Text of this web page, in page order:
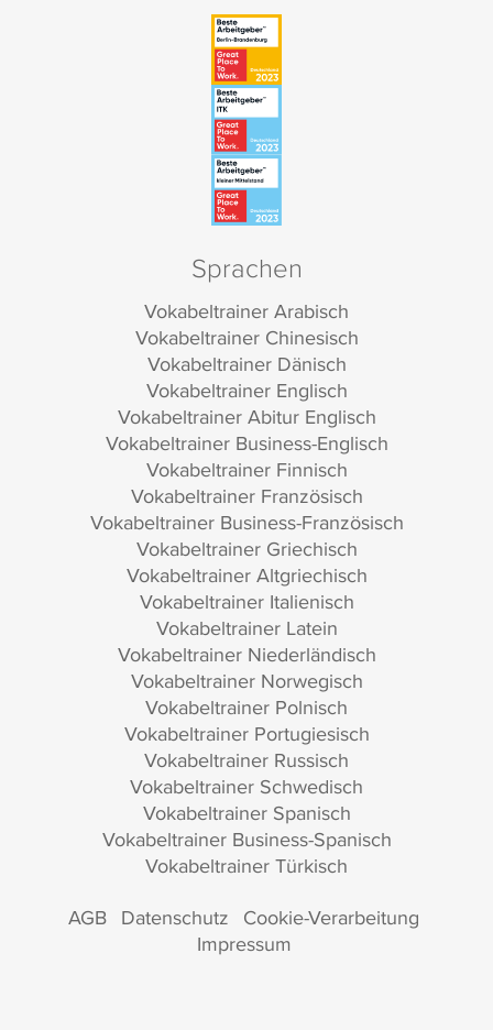
Sprachen
Vokabeltrainer Arabisch
Vokabeltrainer Chinesisch
Vokabeltrainer Dänisch
Vokabeltrainer Englisch
Vokabeltrainer Abitur Englisch
Vokabeltrainer Business-Englisch
Vokabeltrainer Finnisch
Vokabeltrainer Französisch
Vokabeltrainer Business-Französisch
Vokabeltrainer Griechisch
Vokabeltrainer Altgriechisch
Vokabeltrainer Italienisch
Vokabeltrainer Latein
Vokabeltrainer Niederländisch
Vokabeltrainer Norwegisch
Vokabeltrainer Polnisch
Vokabeltrainer Portugiesisch
Vokabeltrainer Russisch
Vokabeltrainer Schwedisch
Vokabeltrainer Spanisch
Vokabeltrainer Business-Spanisch
Vokabeltrainer Türkisch
AGB Datenschutz Cookie-Verarbeitung
Impressum